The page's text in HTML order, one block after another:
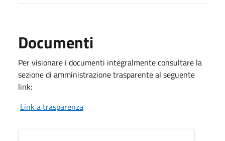
Documenti
Per visionare i documenti integralmente consultare la
sezione di amministrazione trasparente al seguente
link:
Link a trasparenza